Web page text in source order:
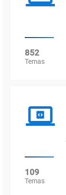
852
Temas
109
Temas